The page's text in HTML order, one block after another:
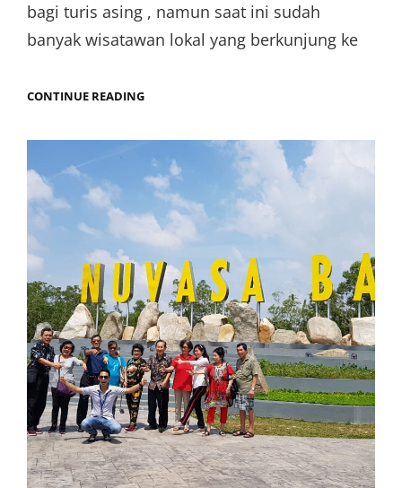
bagi turis asing , namun saat ini sudah
banyak wisatawan lokal yang berkunjung ke
CONTINUE READINGBATAM
DESTINASI
TERBAIK
UNTUK
LIBURAN
ANDA